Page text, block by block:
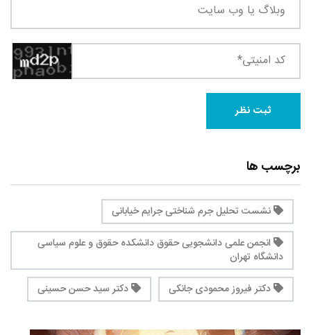
برچسب ها
نشست تحلیل جرم ‌شناختی جرایم خیابانی
انجمن علمی دانشجویی حقوق دانشکده حقوق و علوم سیاسی
دانشگاه تهران
دکتر فیروز محمودی جانکی
دکتر سید حسن حسینی